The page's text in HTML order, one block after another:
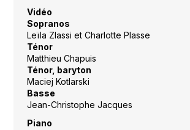
Vidéo
Sopranos
Leïla Zlassi et Charlotte Plasse
Ténor
Matthieu Chapuis
Ténor, baryton
Maciej Kotlarski
Basse
Jean-Christophe Jacques
Piano